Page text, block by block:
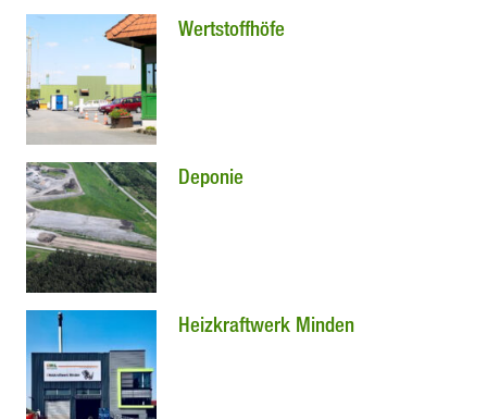
Wertstoffhöfe
Deponie
Heizkraftwerk Minden